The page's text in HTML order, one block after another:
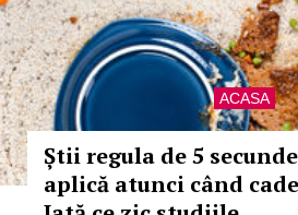
ACASA
Știi regula de 5
aplică atunci când